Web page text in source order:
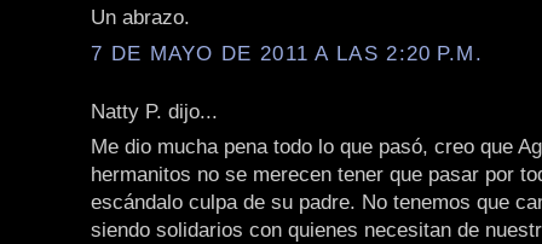
Un abrazo.
7 DE MAYO DE 2011 A LAS 2:20 P.M.
Natty P. dijo...
Me dio mucha pena todo lo que pasó, creo que
hermanitos no se merecen tener que pasar por
escándalo culpa de su padre. No tenemos que
siendo solidarios con quienes necesitan de